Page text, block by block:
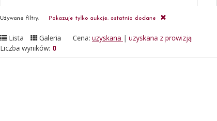
Używane filtry: Pokazuje tylko aukcje: ostatnio dodane
Lista Galeria Cena: uzyskana | uzyskana z prowizją
Liczba wyników: 0